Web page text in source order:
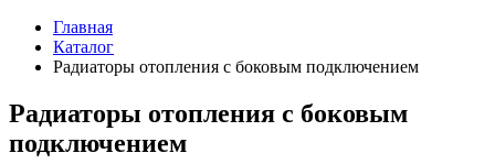
Главная
Каталог
Радиаторы отопления с боковым подключением
Радиаторы отопления с боковым
подключением